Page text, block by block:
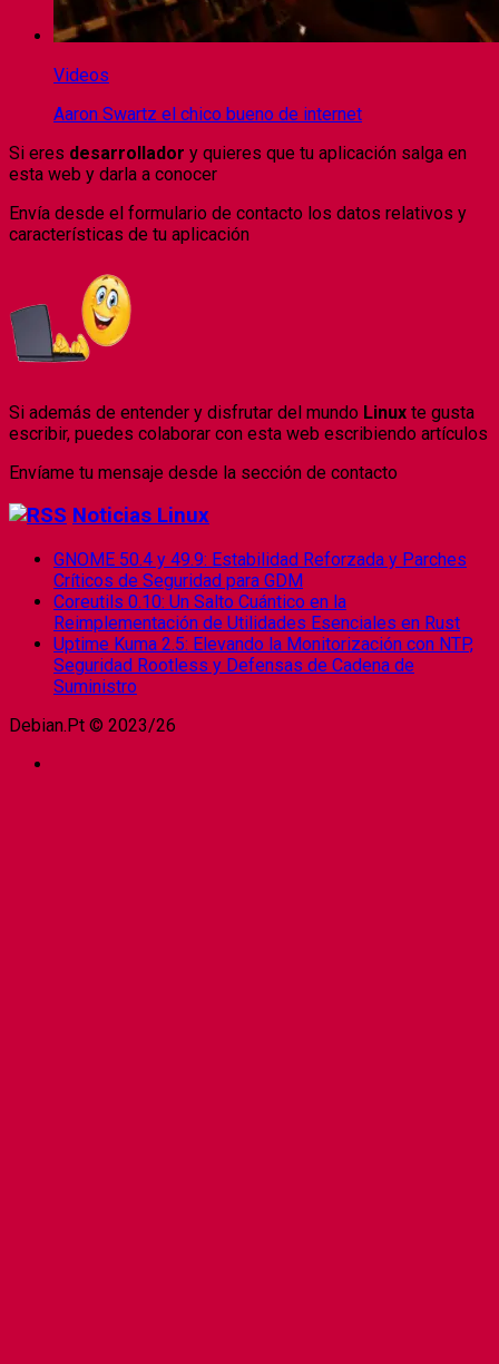
Videos
Aaron Swartz el chico bueno de internet
Si eres desarrollador y quieres que tu aplicación salga en
esta web y darla a conocer
Envía desde el formulario de contacto los datos relativos y
características de tu aplicación
Si además de entender y disfrutar del mundo Linux te gusta
escribir, puedes colaborar con esta web escribiendo artículos
Envíame tu mensaje desde la sección de contacto
Noticias Linux
GNOME 50.4 y 49.9: Estabilidad Reforzada y Parches
Críticos de Seguridad para GDM
Coreutils 0.10: Un Salto Cuántico en la
Reimplementación de Utilidades Esenciales en Rust
Uptime Kuma 2.5: Elevando la Monitorización con NTP,
Seguridad Rootless y Defensas de Cadena de
Suministro
Debian.Pt © 2023/26